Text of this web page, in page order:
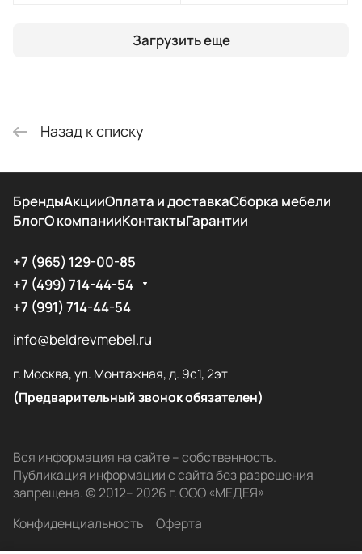
Загрузить еще
Назад к списку
БрендыАкцииОплата и доставкаСборка мебели
БлогО компанииКонтактыГарантии
+7 (965) 129-00-85
+7 (499) 714-44-54
+7 (991) 714-44-54
info@beldrevmebel.ru
г. Москва, ул. Монтажная, д. 9с1, 2эт
(Предварительный звонок обязателен)
Вся информация на сайте – собственность.
Публикация информации с сайта без разрешения
запрещена. © 2012– 2026 г. ООО «МЕДЕЯ»
Конфиденциальность
Оферта